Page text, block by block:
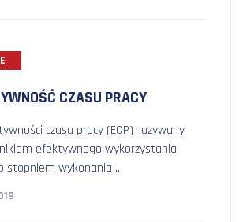
CZASU PRACY
czasu pracy (ECP) nazywany
efektywnego wykorzystania
stopniem wykonania ...